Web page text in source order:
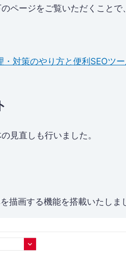
ページをご覧いただくことで
対策のやり方と便利SEOツ
見直しも行いました。
描画する機能を搭載いたしま